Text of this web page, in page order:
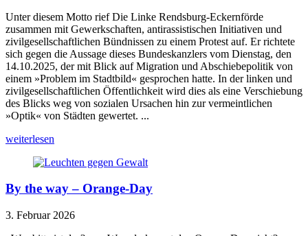
Unter diesem Motto rief Die Linke Rendsburg-Eckernförde
zusammen mit Gewerkschaften, antirassistischen Initiativen und
zivilgesellschaftlichen Bündnissen zu einem Protest auf. Er richtete
sich gegen die Aussage dieses Bundeskanzlers vom Dienstag, den
14.10.2025, der mit Blick auf Migration und Abschiebepolitik von
einem »Problem im Stadtbild« gesprochen hatte. In der linken und
zivilgesellschaftlichen Öffentlichkeit wird dies als eine Verschiebung
des Blicks weg von sozialen Ursachen hin zur vermeintlichen
»Optik« von Städten gewertet. ...
weiterlesen
By the way – Orange-Day
3. Februar 2026